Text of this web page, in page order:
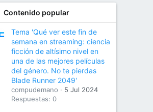
Contenido popular
Tema 'Qué ver este fin de
semana en streaming: ciencia
ficción de altísimo nivel en
una de las mejores películas
del género. No te pierdas
Blade Runner 2049'
compudemano
5 Jul 2024
Respuestas: 0